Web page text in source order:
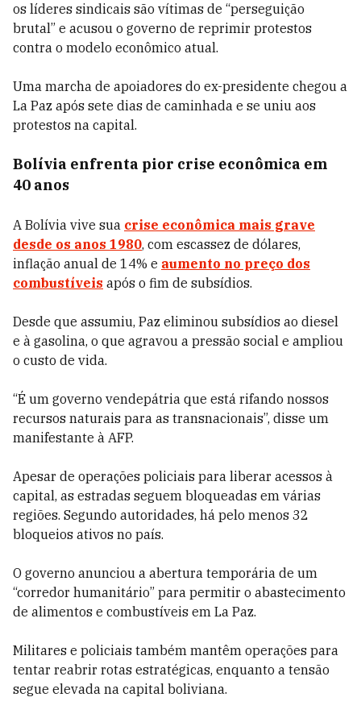
os líderes sindicais são vítimas de “perseguição
brutal” e acusou o governo de reprimir protestos
contra o modelo econômico atual.
Uma marcha de apoiadores do ex-presidente chegou a
La Paz após sete dias de caminhada e se uniu aos
protestos na capital.
Bolívia enfrenta pior crise econômica em
40 anos
A Bolívia vive sua crise econômica mais grave
desde os anos 1980, com escassez de dólares,
inflação anual de 14% e aumento no preço dos
combustíveis após o fim de subsídios.
Desde que assumiu, Paz eliminou subsídios ao diesel
e à gasolina, o que agravou a pressão social e ampliou
o custo de vida.
“É um governo vendepátria que está rifando nossos
recursos naturais para as transnacionais”, disse um
manifestante à AFP.
Apesar de operações policiais para liberar acessos à
capital, as estradas seguem bloqueadas em várias
regiões. Segundo autoridades, há pelo menos 32
bloqueios ativos no país.
O governo anunciou a abertura temporária de um
“corredor humanitário” para permitir o abastecimento
de alimentos e combustíveis em La Paz.
Militares e policiais também mantêm operações para
tentar reabrir rotas estratégicas, enquanto a tensão
segue elevada na capital boliviana.